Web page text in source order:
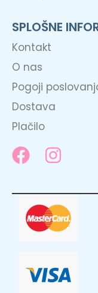
SPLOŠNE
Kontakt
O nas
Pogoji
Dostava
Plačilo